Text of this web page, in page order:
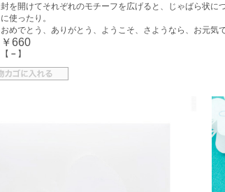
封を開けてそれぞれのモチーフを広げると、じゃばら状
に使ったり。
おめでとう、ありがとう、ようこそ、さようなら、お元気
￥660
【 － 】